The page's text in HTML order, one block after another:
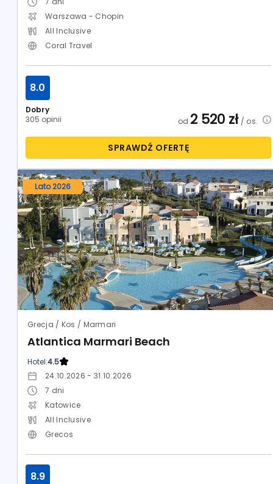
Warszawa - Chopin
All Inclusive
Coral Travel
Dobry
305 opinii
8.0
od 2 520 zł/ os.
SPRAWDŹ OFERTĘ
Lato 2026
Grecja / Kos / Marmari
Atlantica Marmari Beach
Hotel:4.5
24.10.2026 - 31.10.2026
7 dni
Katowice
All Inclusive
Grecos
8.9